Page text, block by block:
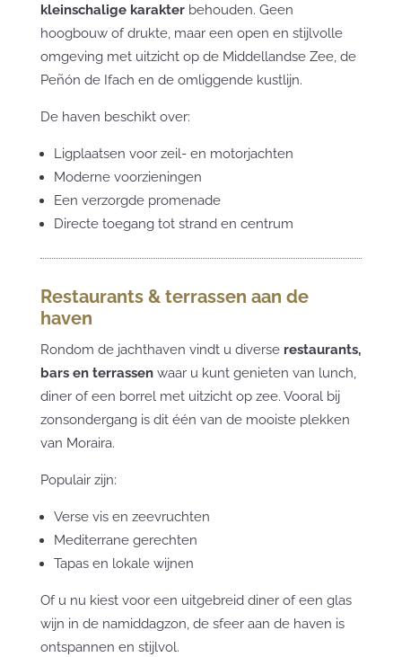
kleinschalige karakterbehouden. Geen
hoogbouw of drukte, maar een open en stijlvolle
omgeving met uitzicht op de Middellandse Zee, de
Peñón de Ifach en de omliggende kustlijn.
De haven beschikt over:
Ligplaatsen voor zeil- en motorjachten
Moderne voorzieningen
Een verzorgde promenade
Directe toegang tot strand en centrum
Restaurants & terrassen aan de
haven
Rondom de jachthaven vindt u diverse restaurants,
bars en terrassenwaar u kunt genieten van lunch,
diner of een borrel met uitzicht op zee. Vooral bij
zonsondergang is dit één van de mooiste plekken
van Moraira.
Populair zijn:
Verse vis en zeevruchten
Mediterrane gerechten
Tapas en lokale wijnen
Of u nu kiest voor een uitgebreid diner of een glas
wijn in de namiddagzon, de sfeer aan de haven is
ontspannen en stijlvol.